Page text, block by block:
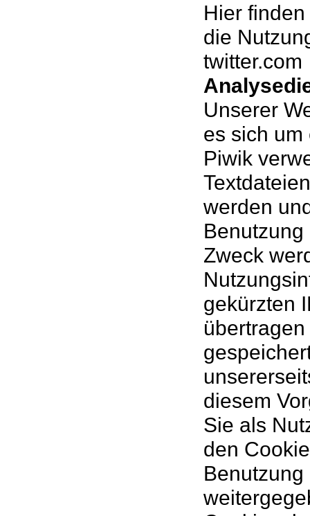
Hier
die
twitter.com
Unserer
es sich
Piwik
werden
Zweck
gekürzten
diesem
Sie als
den